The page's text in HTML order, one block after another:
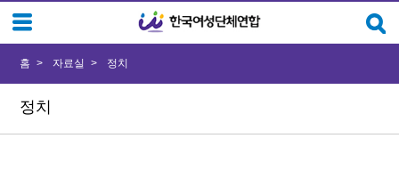
정치
홈 자료실 정치